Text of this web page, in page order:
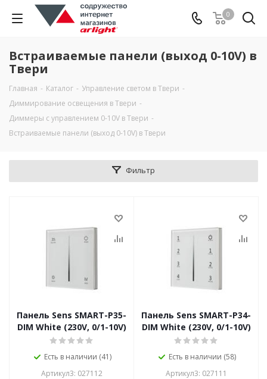
0
Встраиваемые панели (выход 0-10V) в
Твери
Главная - Каталог - Управление светом в Твери -
Диммирование освещения в Твери -
Диммеры с управлением 0-10V в Твери -
Встраиваемые панели (выход 0-10V) в Твери
Фильтр
Панель Sens SMART-P35-
DIM White (230V, 0/1-10V)
Есть в наличии (41)
Артикул3: 027112
Панель Sens SMART-P34-
DIM White (230V, 0/1-10V)
Есть в наличии (58)
Артикул3: 027111